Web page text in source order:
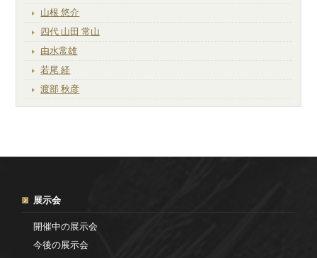
山根 悠介
四代 山田 常山
由水常雄
若尾 経
渡部 秋彦
展示会
開催中の展示会
今後の展示会